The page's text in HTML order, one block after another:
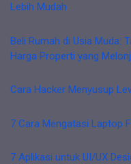
Lebih Mudah
Beli Rumah di Usia Muda:
Harga Properti yang
Cara Hacker Menyusup
7 Cara Mengatasi Laptop
7 Aplikasi untuk UI/UX